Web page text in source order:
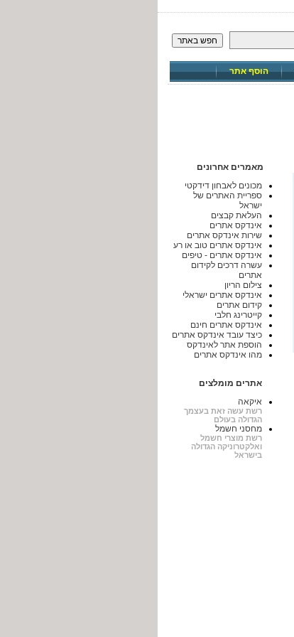
חפש באתר
הוסף אתר
מאמרים אחרונים
מכונים לאבחון דידקטי
ספריית האתרים של
ישראל
העלאת קבצים
אינדקס אתרים
שירות אינדקס אתרים
אינדקס אתרים טוב או רע
אינדקס אתרים - טיפים
עשרה דרכים לקידום
אתרים
צילום הריון
אינדקס אתרים ישראלי
קידום אתרים
קייטרינג חלבי
אינדקס אתרים חינם
כיצד עובד אינדקס אתרים
הוספת אתר לאינדקס
מהו אינדקס אתרים
אתרים מומלצים
איקאה
רשת עשה זאת בעצמך
הגדולה בעולם
מחסני חשמל
רשת מוצרי חשמל
ואלקטרוניקה הגדולה
בישראל